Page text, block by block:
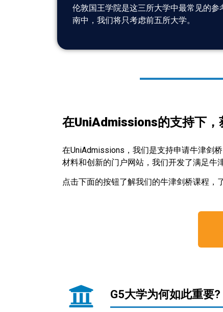
伦敦国王学院是这三所大学中最常见的
南中，我们将只考虑前五所大学。
在UniAdmissions的支持下
在UniAdmissions，我们是支持申请牛津剑
材料和创新的门户网站，我们开发了满足牛
点击下面的按钮了解我们的牛津剑桥课程，
G5大学为何如此重要?